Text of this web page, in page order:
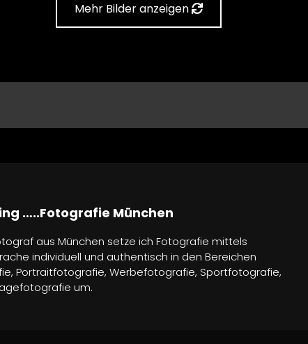
Mehr Bilder anzeigen
…..Fotografie München
aus München setze ich Fotografie mittels
individuell und authentisch in den Bereichen
Portraitfotografie, Werbefotografie, Sportfotografie,
um.